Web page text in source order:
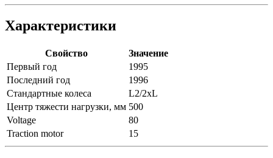
Характеристики
Свойство
Значение
Первый год
1995
Последний год
1996
Стандартные колеса
L2/2xL
Центр тяжести нагрузки, мм 500
Voltage
80
Traction motor
15